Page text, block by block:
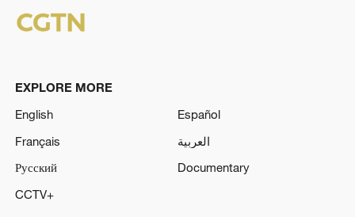
EXPLORE MORE
English
Español
Français
العربية
Русский
Documentary
CCTV+